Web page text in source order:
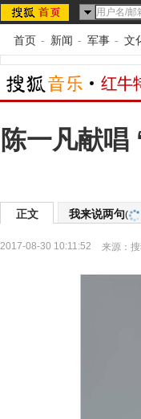
首页 - 新闻 - 军事 - 文
陈一凡献唱
正文 我来说两句(
2017-08-30 10:11:52 来源：